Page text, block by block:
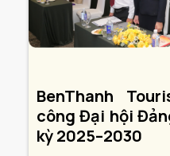
BenThanh
công Đại hội
kỳ 2025–2030